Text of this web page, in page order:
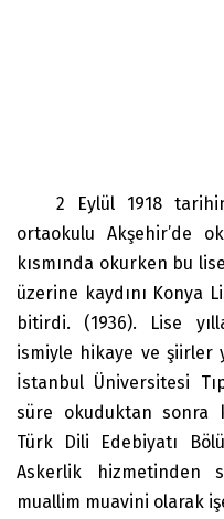
2 Eylül 1918
ortaokulu Akşehir’de
kısmında okurken bu
üzerine kaydını Konya
bitirdi. (1936). Lise
ismiyle hikaye ve şiirler
İstanbul Üniversitesi
süre okuduktan sonra
Türk Dili Edebiyatı
Askerlik hizmetinden
muallim muavini olarak